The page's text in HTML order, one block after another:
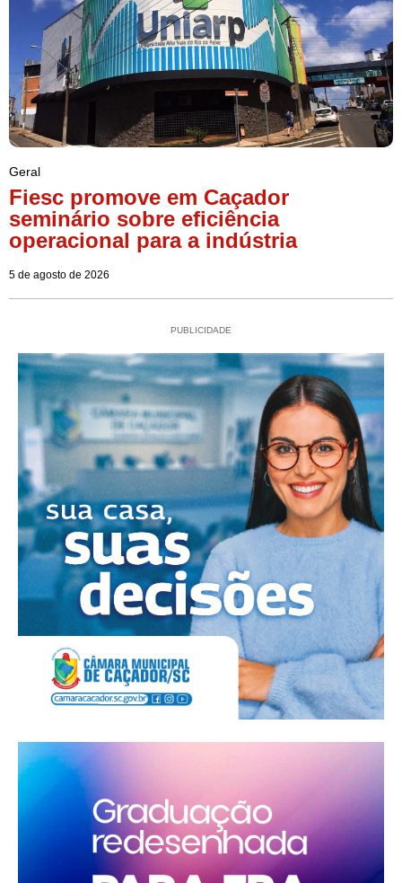
Geral
Fiesc promove em Caçador
seminário sobre eficiência
operacional para a indústria
5 de agosto de 2026
PUBLICIDADE